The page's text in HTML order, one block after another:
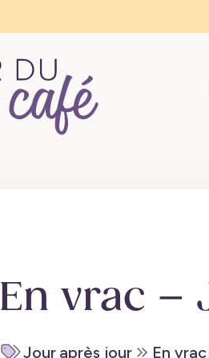
En vrac –
Jour après jour En vrac